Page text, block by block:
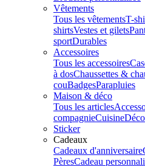
Vêtements
Tous les vêtementsT-
shirtsVestes et gilets
sportDurables
Accessoires
Tous les accessoires
à dosChaussettes &
couBadgesParapluies
Maison & déco
Tous les articles
compagnieCuisine
Sticker
Cadeaux
Cadeaux d'anniversaire
PèresCadeau